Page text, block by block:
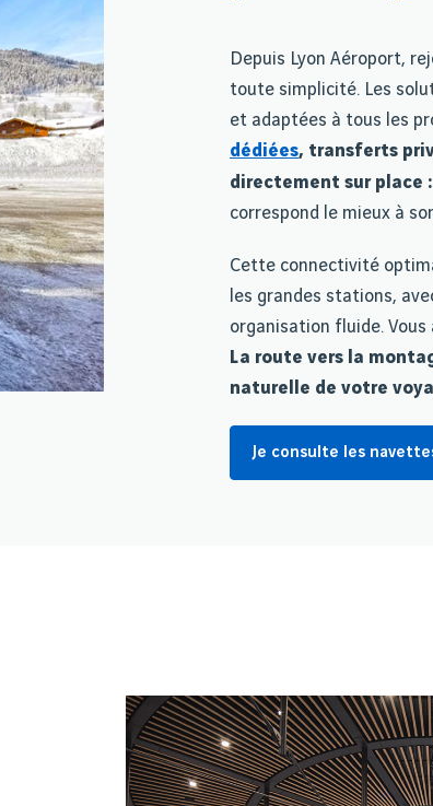
Depuis Lyon Aéroport,
toute simplicité. Les
et adaptées à tous les
dédiées, transferts
directement sur place :
correspond le mieux à
Cette connectivité
les grandes stations,
organisation fluide. Vous
La route vers la
naturelle de votre
Je consulte les